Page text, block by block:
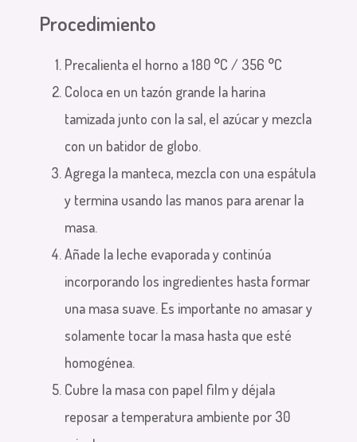
Procedimiento
Precalienta el horno a 180 °C / 356 °C
Coloca en un tazón grande la harina
tamizada junto con la sal, el azúcar y mezcla
con un batidor de globo.
Agrega la manteca, mezcla con una espátula
y termina usando las manos para arenar la
masa.
Añade la leche evaporada y continúa
incorporando los ingredientes hasta formar
una masa suave. Es importante no amasar y
solamente tocar la masa hasta que esté
homogénea.
Cubre la masa con papel film y déjala
reposar a temperatura ambiente por 30